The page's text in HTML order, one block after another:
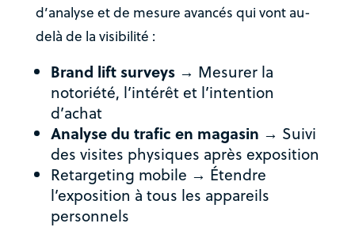
d’analyse et de mesure avancés qui vont au-
delà de la visibilité :
Brand lift surveys → Mesurer la
notoriété, l’intérêt et l’intention
d’achat
Analyse du trafic en magasin → Suivi
des visites physiques après exposition
Retargeting mobile → Étendre
l’exposition à tous les appareils
personnels